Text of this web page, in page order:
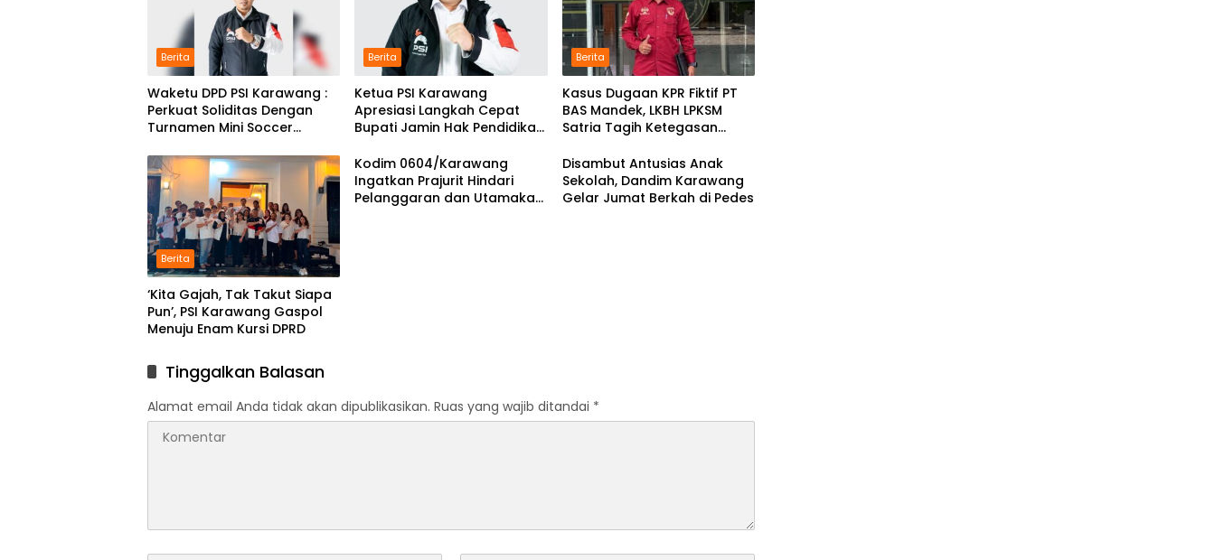
Berita
Waketu DPD PSI Karawang :
Perkuat Soliditas Dengan
Turnamen Mini Soccer
Berita
Ketua PSI Karawang
Apresiasi Langkah Cepat
Bupati Jamin Hak Pendidikan
Berita
Kasus Dugaan KPR Fiktif PT
BAS Mandek, LKBH LPKSM
Satria Tagih Ketegasan
Berita
‘Kita Gajah, Tak Takut Siapa
Pun’, PSI Karawang Gaspol
Menuju Enam Kursi DPRD
Kodim 0604/Karawang
Ingatkan Prajurit Hindari
Pelanggaran dan Utamakan
Disambut Antusias Anak
Sekolah, Dandim Karawang
Gelar Jumat Berkah di Pedes
Tinggalkan Balasan
Alamat email Anda tidak akan dipublikasikan. Ruas yang wajib ditandai *